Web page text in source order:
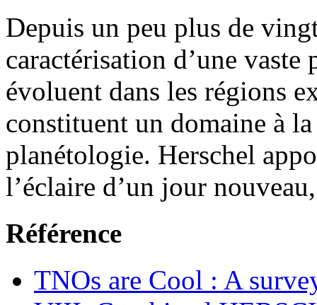
Depuis un peu plus de
caractérisation d’une
évoluent dans les régions
constituent un domaine à
planétologie. Herschel
l’éclaire d’un jour
Référence
TNOs are Cool : A